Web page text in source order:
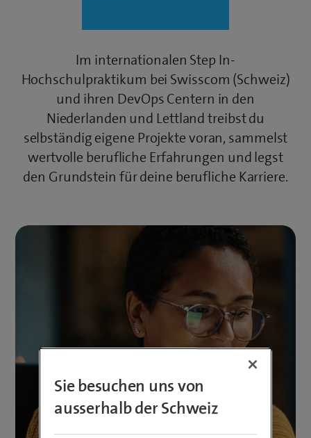
Im internationalen Step In-
Hochschulpraktikum bei Swisscom (Schweiz)
und ihren DevOps Centern in den
Niederlanden und Lettland treibst du
selbständig eigene Projekte voran, sammelst
wertvolle berufliche Erfahrungen und legst
den Grundstein für deine berufliche Karriere.
Sie besuchen uns von
ausserhalb der Schweiz